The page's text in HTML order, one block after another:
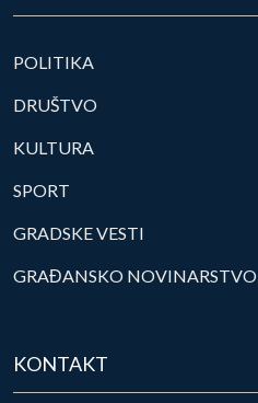
POLITIKA
DRUŠTVO
KULTURA
SPORT
GRADSKE VESTI
GRAĐANSKO NOVINARSTVO
KONTAKT